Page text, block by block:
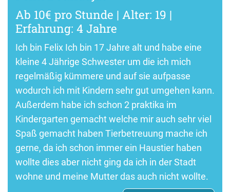
Ab 10€ pro Stunde | Alter: 19 |
Erfahrung: 4 Jahre
Ich bin Felix Ich bin 17 Jahre alt und habe eine
kleine 4 Jährige Schwester um die ich mich
regelmäßig kümmere und auf sie aufpasse
wodurch ich mit Kindern sehr gut umgehen kann.
Außerdem habe ich schon 2 praktika im
Kindergarten gemacht welche mir auch sehr viel
Spaß gemacht haben Tierbetreuung mache ich
gerne, da ich schon immer ein Haustier haben
wollte dies aber nicht ging da ich in der Stadt
wohne und meine Mutter das auch nicht wollte.